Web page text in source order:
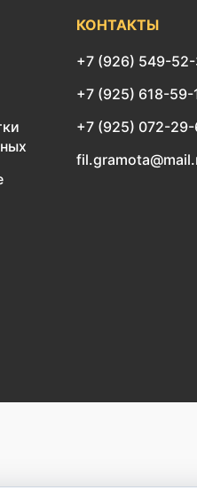
КОНТАКТЫ
+7 (926) 549-
+7 (925) 618-59-
+7 (925) 072-